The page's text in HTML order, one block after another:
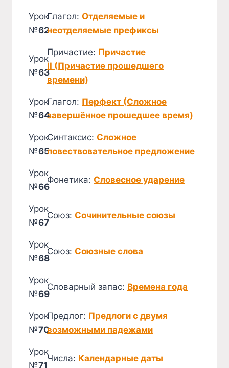
Урок
№62
Глагол: Отделяемые и
неотделяемые префиксы
Урок
№63
Причастие: Причастие
II (Причастие прошедшего
времени)
Урок
№64
Глагол: Перфект (Сложное
завершённое прошедшее время)
Урок
№65
Синтаксис: Сложное
повествовательное предложение
Урок
№66
Фонетика: Словесное ударение
Урок
№67
Союз: Сочинительные союзы
Урок
№68
Союз: Союзные слова
Урок
№69
Словарный запас: Времена года
Урок
№70
Предлог: Предлоги с двумя
возможными падежами
Урок
№71
Числа: Календарные даты